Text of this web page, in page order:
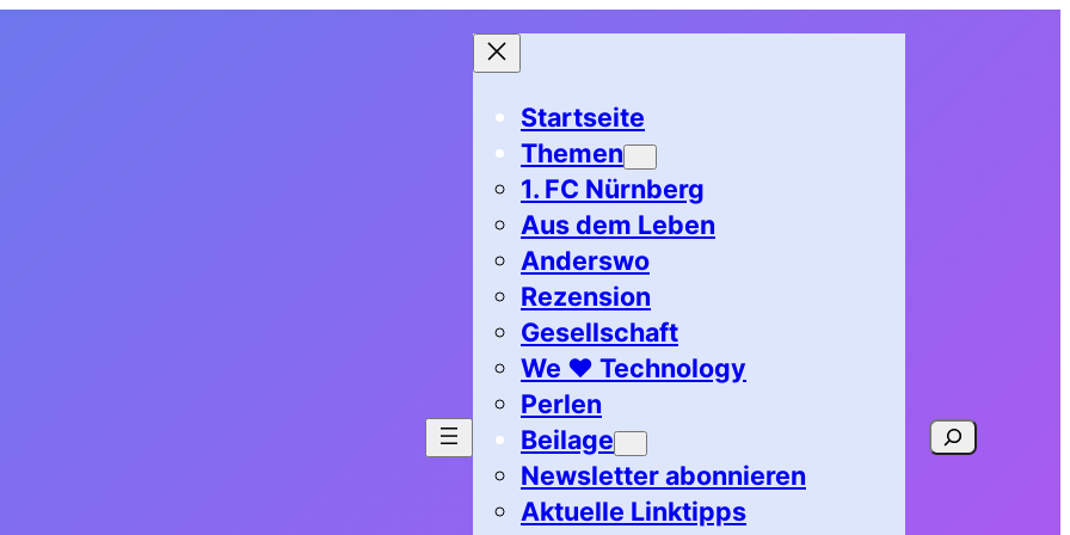
Startseite
Themen
1. FC Nürnberg
Aus dem Leben
Anderswo
Rezension
Gesellschaft
We ♥ Technology
Perlen
Beilage
Newsletter abonnieren
Aktuelle Linktipps
Suchen